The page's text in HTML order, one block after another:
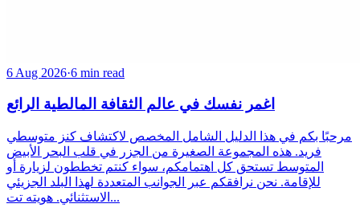
6 Aug 2026·6 min read
اغمر نفسك في عالم الثقافة المالطية الرائع
مرحبًا بكم في هذا الدليل الشامل المخصص لاكتشاف كنز متوسطي
فريد. هذه المجموعة الصغيرة من الجزر في قلب البحر الأبيض
المتوسط تستحق كل اهتمامكم، سواء كنتم تخططون لزيارة أو
للإقامة. نحن نرافقكم عبر الجوانب المتعددة لهذا البلد الجزيئي
الاستثنائي. هويته تت...